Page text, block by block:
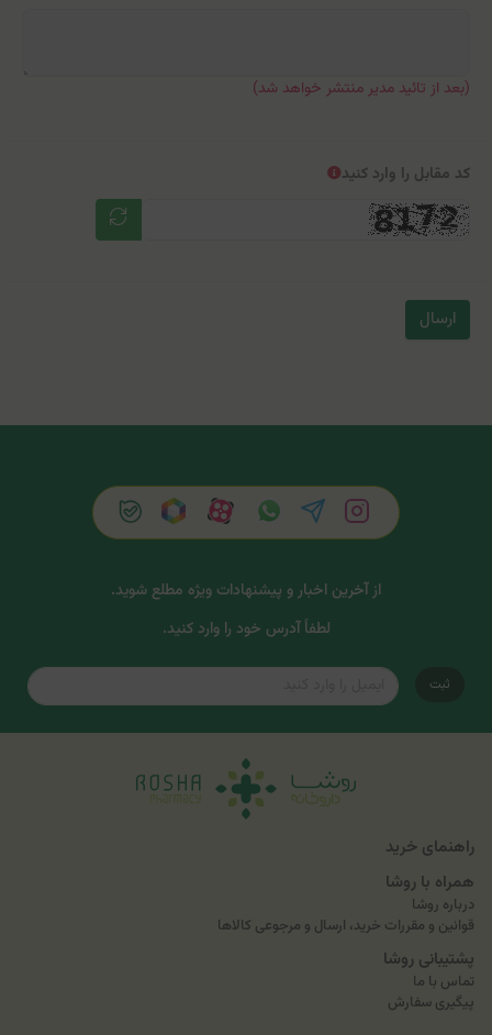
(بعد از تائید مدیر منتشر خواهد شد)
کد مقابل را وارد کنید
ارسال
از آخرین اخبار و پیشنهادات ویژه مطلع شوید.
لطفاً آدرس خود را وارد کنید.
ثبت
راهنمای خرید
همراه با روشا
درباره روشا
قوانین و مقررات خرید، ارسال و مرجوعی کالاها
پشتیبانی روشا
تماس با ما
پیگیری سفارش